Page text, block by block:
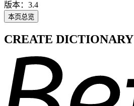
版本：3.4
本页总览
CREATE DICTIONARY